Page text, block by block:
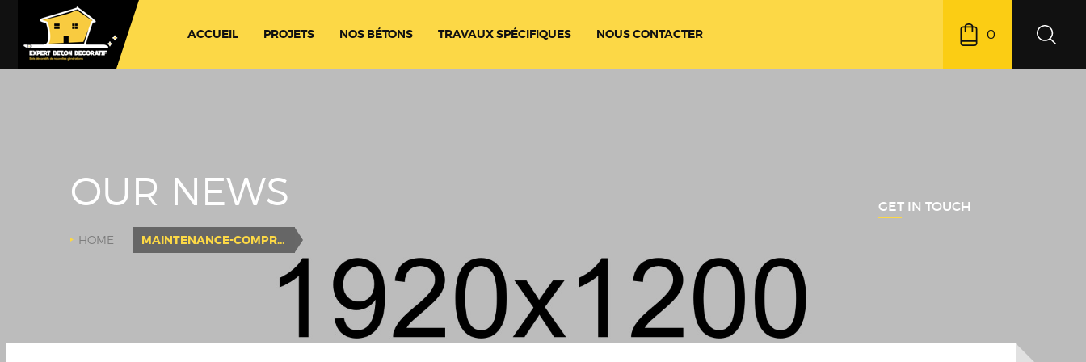
ACCUEIL PROJETS NOS BÉTONS TRAVAUX SPÉCIFIQUES NOUS CONTACTER 0
OUR NEWS
HOME MAINTENANCE-COMPRESSOR
GET IN TOUCH